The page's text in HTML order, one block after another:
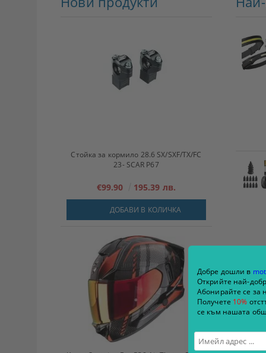
Стойка за кормило 28.6 SX/SXF/TX/FC
23- SCAR P67
€99.90 195.39 лв.
ДОБАВИ В КОЛИЧКА
Добре дошли в
Открийте най-
Абонирайте се за
Получете 10%
се към нашата